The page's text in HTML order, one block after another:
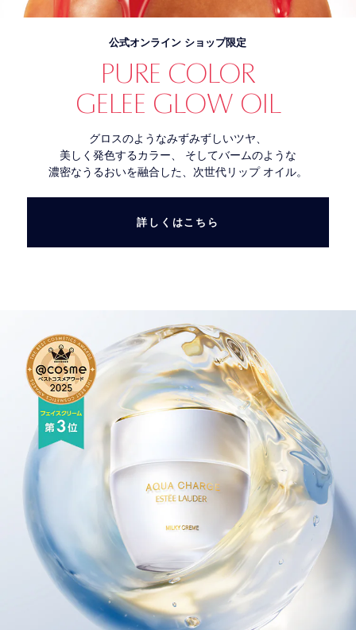
公式オンライン ショップ限定
PURE COLOR
GELEE GLOW OIL
グロスのようなみずみずしいツヤ、
美しく発色するカラー、 そしてバームのような
濃密なうるおいを融合した、次世代リップ オイル。
詳しくはこちら